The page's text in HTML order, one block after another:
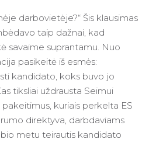
darbovietėje?“ Šis klausimas
taip dažnai, kad
savaime suprantamu. Nuo
pasikeitė iš esmės:
kandidato, koks buvo jo
tiksliai uždrausta Seimui
kuriais perkelta ES
direktyva, darbdaviams
metu teirautis kandidato